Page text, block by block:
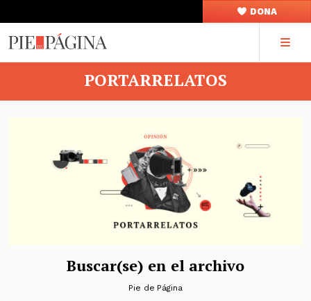
DONA
PORTARRELATOS
Buscar(se) en el archivo
Pie de Página